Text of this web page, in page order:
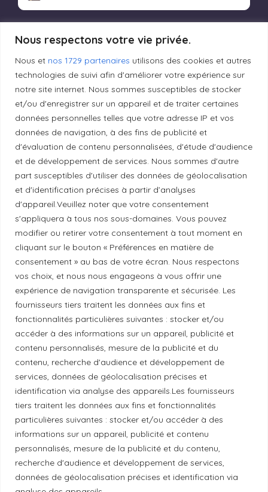
Nous respectons votre vie privée.
Nous et nos 1729 partenaires utilisons des cookies et autres
technologies de suivi afin d'améliorer votre expérience sur
notre site internet. Nous sommes susceptibles de stocker
et/ou d'enregistrer sur un appareil et de traiter certaines
données personnelles telles que votre adresse IP et vos
données de navigation, à des fins de publicité et
d'évaluation de contenu personnalisées, d'étude d'audience
et de développement de services. Nous sommes d'autre
part susceptibles d'utiliser des données de géolocalisation
et d'identification précises à partir d’analyses
d'appareil.Veuillez noter que votre consentement
s'appliquera à tous nos sous-domaines. Vous pouvez
modifier ou retirer votre consentement à tout moment en
cliquant sur le bouton « Préférences en matière de
consentement » au bas de votre écran. Nous respectons
vos choix, et nous nous engageons à vous offrir une
expérience de navigation transparente et sécurisée. Les
fournisseurs tiers traitent les données aux fins et
fonctionnalités particulières suivantes : stocker et/ou
accéder à des informations sur un appareil, publicité et
contenu personnalisés, mesure de la publicité et du
contenu, recherche d'audience et développement de
services, données de géolocalisation précises et
identification via analyse des appareils.Les fournisseurs
tiers traitent les données aux fins et fonctionnalités
particulières suivantes : stocker et/ou accéder à des
informations sur un appareil, publicité et contenu
personnalisés, mesure de la publicité et du contenu,
recherche d'audience et développement de services,
données de géolocalisation précises et identification via
Liens utiles
Mentions légales
Politique de confidentialité
Principes de publication
Politique de correction
Politique de diversité
Politique éthique
Reconnaissance du territoire
Local Market, marque portée par la société Les
Chats Gourmets Ltd. tient à souligner que ses
installations, situées au 511 Lacolle Way (Ottawa-
Orléans), se trouvent sur le territoire traditionnel non
cédé du peuple algonquin anichinabé. Nous
reconnaissons et remercions les peuples
autochtones qui sont les gardiens historiques et